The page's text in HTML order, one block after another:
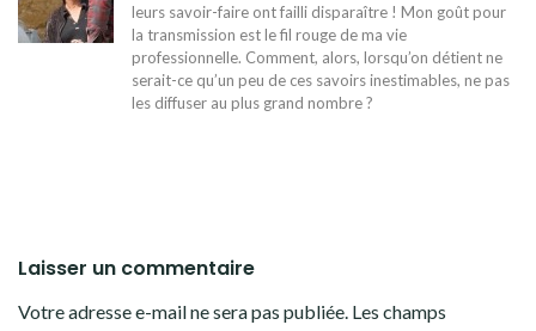
leurs savoir-faire ont failli disparaître ! Mon goût pour
la transmission est le fil rouge de ma vie
professionnelle. Comment, alors, lorsqu’on détient ne
serait-ce qu’un peu de ces savoirs inestimables, ne pas
les diffuser au plus grand nombre ?
Laisser un commentaire
Votre adresse e-mail ne sera pas publiée. Les champs